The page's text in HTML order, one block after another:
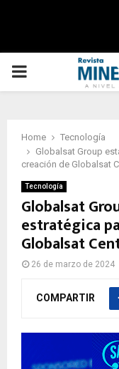
PRIMARY
Home
Tecnología
Globalsat Group
creación de Globalsat
Tecnología
Globalsat
estratégica
Globalsat
26 de marzo de 2024
COMPARTIR